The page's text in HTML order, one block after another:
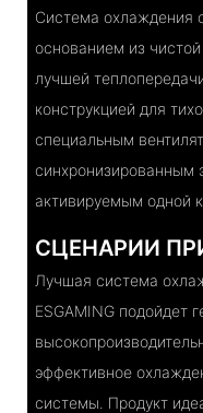
Система охлаждения
основанием из
лучшей
конструкцией для
специальным
синхронизированным
активируемым одной
СЦЕНАРИИ
Лучшая система
ESGAMING подойдет
эффективное
системы. Продукт